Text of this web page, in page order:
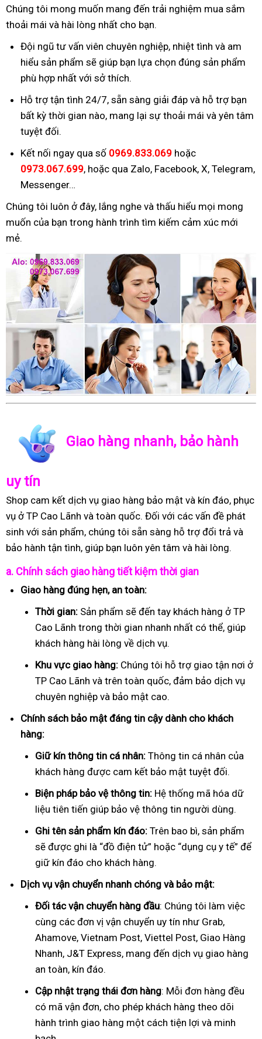
Chúng tôi mong muốn mang đến trải nghiệm mua sắm
thoải mái và hài lòng nhất cho bạn.
Đội ngũ tư vấn viên chuyên nghiệp, nhiệt tình và am
hiểu sản phẩm sẽ giúp bạn lựa chọn đúng sản phẩm
phù hợp nhất với sở thích.
Hỗ trợ tận tình 24/7, sẵn sàng giải đáp và hỗ trợ bạn
bất kỳ thời gian nào, mang lại sự thoải mái và yên tâm
tuyệt đối.
Kết nối ngay qua số 0969.833.069 hoặc
0973.067.699, hoặc qua Zalo, Facebook, X, Telegram,
Messenger…
Chúng tôi luôn ở đây, lắng nghe và thấu hiểu mọi mong
muốn của bạn trong hành trình tìm kiếm cảm xúc mới
mẻ.
Giao hàng nhanh, bảo hành
uy tín
Shop cam kết dịch vụ giao hàng bảo mật và kín đáo, phục
vụ ở TP Cao Lãnh và toàn quốc. Đối với các vấn đề phát
sinh với sản phẩm, chúng tôi sẵn sàng hỗ trợ đổi trả và
bảo hành tận tình, giúp bạn luôn yên tâm và hài lòng.
a. Chính sách giao hàng tiết kiệm thời gian
Giao hàng đúng hẹn, an toàn:
Thời gian: Sản phẩm sẽ đến tay khách hàng ở TP
Cao Lãnh trong thời gian nhanh nhất có thể, giúp
khách hàng hài lòng về dịch vụ.
Khu vực giao hàng: Chúng tôi hỗ trợ giao tận nơi ở
TP Cao Lãnh và trên toàn quốc, đảm bảo dịch vụ
chuyên nghiệp và bảo mật cao.
Chính sách bảo mật đáng tin cậy dành cho khách
hàng:
Giữ kín thông tin cá nhân: Thông tin cá nhân của
khách hàng được cam kết bảo mật tuyệt đối.
Biện pháp bảo vệ thông tin: Hệ thống mã hóa dữ
liệu tiên tiến giúp bảo vệ thông tin người dùng.
Ghi tên sản phẩm kín đáo: Trên bao bì, sản phẩm
sẽ được ghi là “đồ điện tử” hoặc “dụng cụ y tế” để
giữ kín đáo cho khách hàng.
Dịch vụ vận chuyển nhanh chóng và bảo mật:
Đối tác vận chuyển hàng đầu: Chúng tôi làm việc
cùng các đơn vị vận chuyển uy tín như Grab,
Ahamove, Vietnam Post, Viettel Post, Giao Hàng
Nhanh, J&T Express, mang đến dịch vụ giao hàng
an toàn, kín đáo.
Cập nhật trạng thái đơn hàng: Mỗi đơn hàng đều
có mã vận đơn, cho phép khách hàng theo dõi
hành trình giao hàng một cách tiện lợi và minh